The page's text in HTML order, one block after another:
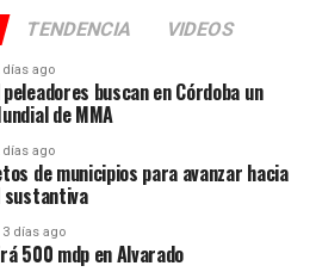
TENDENCIA VIDEOS
días ago
buscan en Córdoba un
de MMA
días ago
de municipios para avanzar hacia
sustantiva
3 días ago
500 mdp en Alvarado